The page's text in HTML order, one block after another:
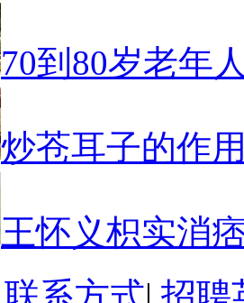
70到80岁老年
炒苍耳子的作
王怀义枳实消
联系方式| 招聘